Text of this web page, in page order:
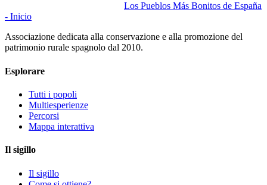
Los Pueblos Más Bonitos de España
- Inicio
Associazione dedicata alla conservazione e alla promozione del
patrimonio rurale spagnolo dal 2010.
Esplorare
Tutti i popoli
Multiesperienze
Percorsi
Mappa interattiva
Il sigillo
Il sigillo